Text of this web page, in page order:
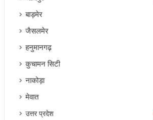
बाड़मेर
जैसलमेर
हनुमानगढ़
कुचामन सिटी
नाकोड़ा
मेवात
उत्तर प्रदेश